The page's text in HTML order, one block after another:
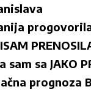
sam sa JAKO
prognoza